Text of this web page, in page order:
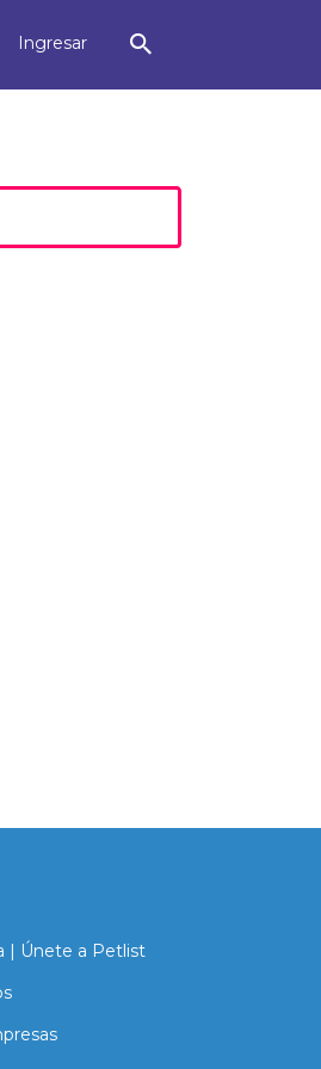
Ingresar
| Únete a Petlist